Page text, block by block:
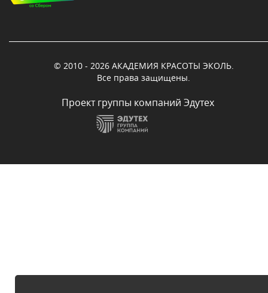
© 2010 - 2026 АКАДЕМИЯ КРАСОТЫ ЭКОЛЬ.
Все права защищены.
Проект группы компаний Эдутех